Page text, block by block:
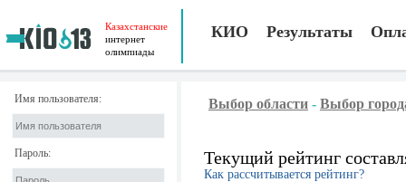
Казахстанские
интернет
олимпиады
КИО Результаты
Имя пользователя:
Пароль:
Выбор области - Выбор
Текущий рейтинг
Как рассчитывается рейтинг?